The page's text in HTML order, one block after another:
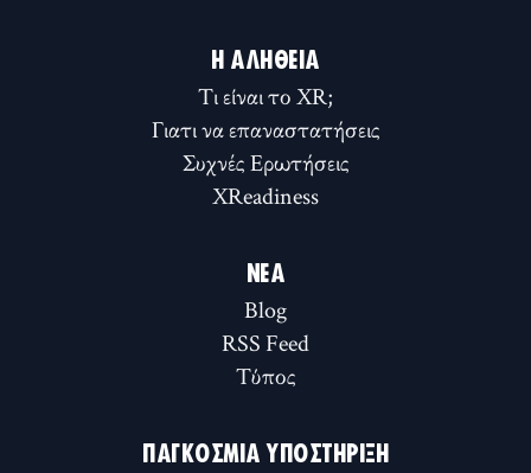
Η ΑΛΉΘΕΙΑ
Τι είναι το XR;
Γιατι να επαναστατήσεις
Συχνές Ερωτήσεις
XReadiness
ΝΈΑ
Blog
RSS Feed
Τύπος
ΠΑΓΚΌΣΜΙΑ ΥΠΟΣΤΉΡΙΞΗ